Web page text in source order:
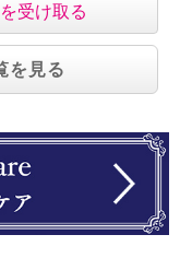
受け取る
を見る